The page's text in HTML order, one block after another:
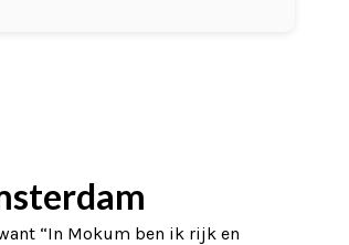
“In Mokum ben ik rijk en